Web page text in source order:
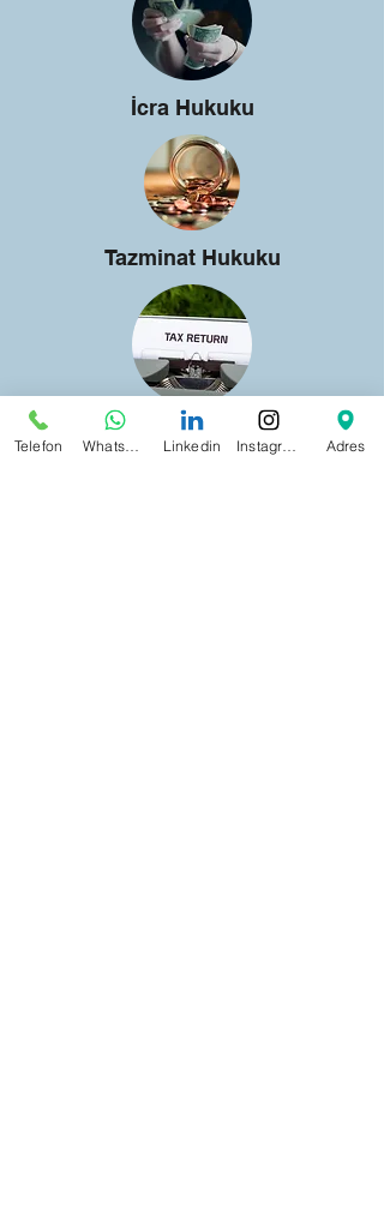
İcra Hukuku
Tazminat Hukuku
Vergi Hukuku
Telefon Linkedin Adres